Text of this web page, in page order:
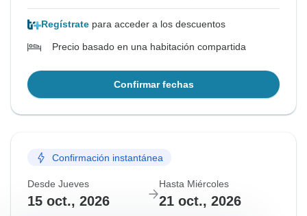
Regístrate para acceder a los descuentos
Precio basado en una habitación compartida
Confirmar fechas
Confirmación instantánea
Desde Jueves
15 oct., 2026
Hasta Miércoles
21 oct., 2026